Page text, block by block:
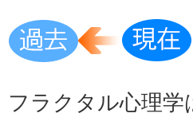
フラクタル心理